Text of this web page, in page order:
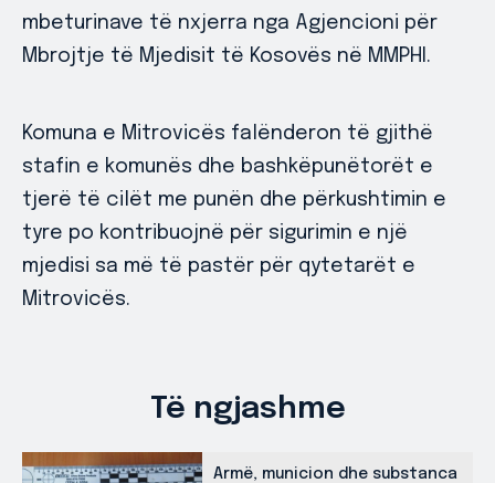
mbeturinave të nxjerra nga Agjencioni për
Mbrojtje të Mjedisit të Kosovës në MMPHI.
Komuna e Mitrovicës falënderon të gjithë
stafin e komunës dhe bashkëpunëtorët e
tjerë të cilët me punën dhe përkushtimin e
tyre po kontribuojnë për sigurimin e një
mjedisi sa më të pastër për qytetarët e
Mitrovicës.
Të ngjashme
Armë, municion dhe substanca